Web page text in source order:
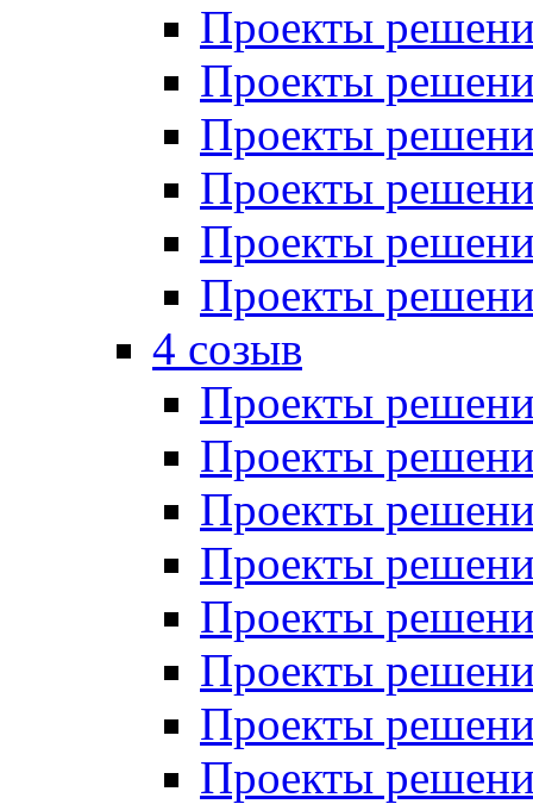
Проекты
Проекты
Проекты
Проекты
Проекты
Проекты
4 созыв
Проекты
Проекты
Проекты
Проекты
Проекты
Проекты
Проекты
Проекты